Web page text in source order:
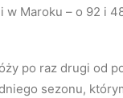
Maroku – o 92 i
po raz drugi od
sezonu,